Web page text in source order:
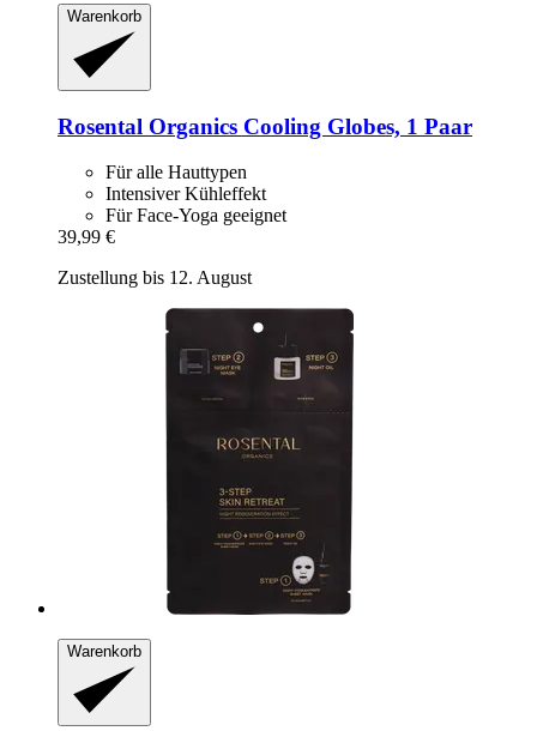
Warenkorb
Rosental Organics Cooling Globes, 1 Paar
Für alle Hauttypen
Intensiver Kühleffekt
Für Face-Yoga geeignet
39,99 €
Zustellung bis 12. August
Warenkorb